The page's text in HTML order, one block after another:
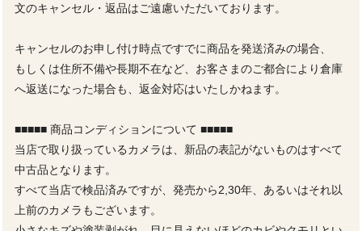
文のキャンセル・返品はご遠慮いただいております。
キャンセルのお申し付け時点ですでに商品を発送済みの場合、
もしくは住所不備や長期不在など、お客さまのご都合により倉庫
へ返送になった場合も、返金対応はいたしかねます。
■■■■■ 商品コンディションについて ■■■■■
当店で取り扱っているカメラは、新品の表記がないものはすべて
中古品となります。
すべて当店で検品済みですが、発売から2,30年、あるいはそれ以
上前のカメラもございます。